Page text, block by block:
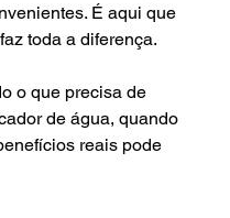
É aqui que
faz toda a diferença.
o que precisa de
de água, quando
reais pode